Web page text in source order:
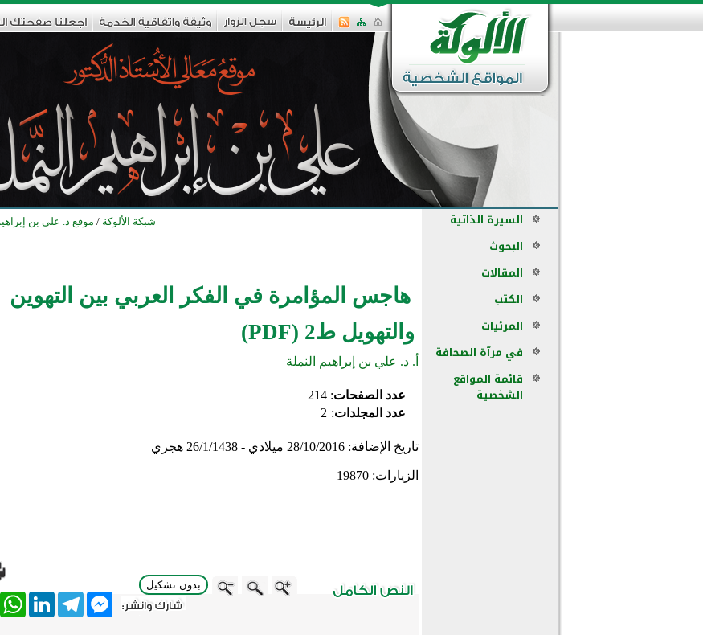
شبكة الألوكة / موقع د. علي بن
هاجس المؤامرة في الفكر العربي بين التهوين
والتهويل ط2 (PDF)
أ. د. علي بن إبراهيم النملة
عدد الصفحات:
214
عدد المجلدات:
2
تاريخ الإضافة:28/10/2016 ميلادي - 26/1/1438 هجري
الزيارات:19870
بدون تشكيل
Telegram
Messenger
السيرة الذاتية
البحوث
المقالات
الكتب
المرئيات
في مرآة الصحافة
قائمة المواقع
الشخصية